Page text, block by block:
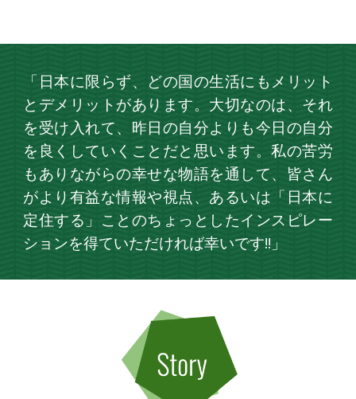
「 日本に限らず、どの国の生活にもメリット
とデメリットがあります。大切なのは、それ
を受け入れて、昨日の自分よりも今日の自分
を良くしていくことだと思います。私の苦労
もありながらの幸せな物語を通して、皆さん
がより有益な情報や視点、あるいは「日本に
定住する」ことのちょっとしたインスピレー
ションを得ていただければ幸いです!! 」